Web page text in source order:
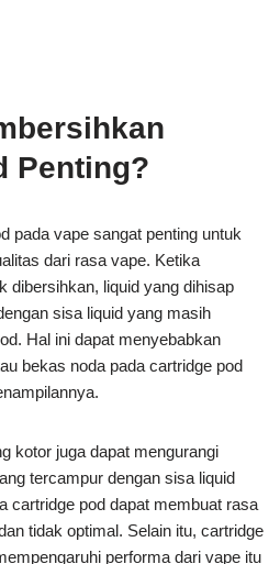
Penting?
pada vape sangat penting untuk
dari rasa vape. Ketika
dibersihkan, liquid yang dihisap
sisa liquid yang masih
Hal ini dapat menyebabkan
bekas noda pada cartridge pod
kotor juga dapat mengurangi
tercampur dengan sisa liquid
cartridge pod dapat membuat rasa
tidak optimal. Selain itu, cartridge
performa dari vape itu